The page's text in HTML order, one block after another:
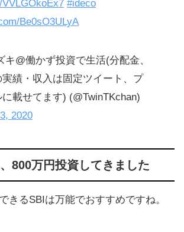
#ideco
Be0sO3ULyA
@働かず投資で生活(分配金、
績・収入は固定ツイート、プ
に載せてます) (@TwinTKchan)
2020
800万円投資してきました
きるSBIは万能でおすすめですね。